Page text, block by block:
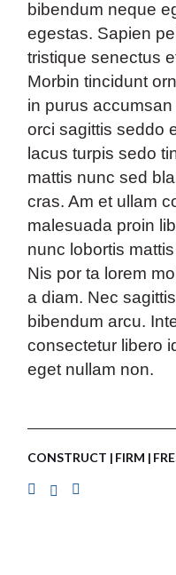
bibendum neque
egestas. Sapien
tristique senectus
Morbin tincidunt
in purus
orci sagittis seddo
lacus turpis sedo
mattis nunc sed
cras. Am et ullam
malesuada proin
nunc lobortis
Nis por ta lorem
a diam. Nec
bibendum arcu.
consectetur libero
eget nullam non.
CONSTRUCT FIRM